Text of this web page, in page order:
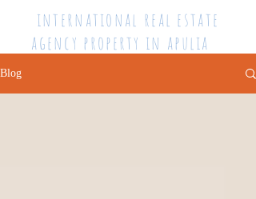
international real estate
agency property in apulia
Blog